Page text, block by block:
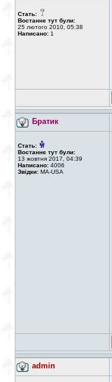
Стать:
Востаннє тут були:
25 лютого 2010, 05:38
Написано: 1
Братик
Стать:
Востаннє тут були:
13 жовтня 2017, 04:39
Написано: 4006
Звідки: MA-USA
admin